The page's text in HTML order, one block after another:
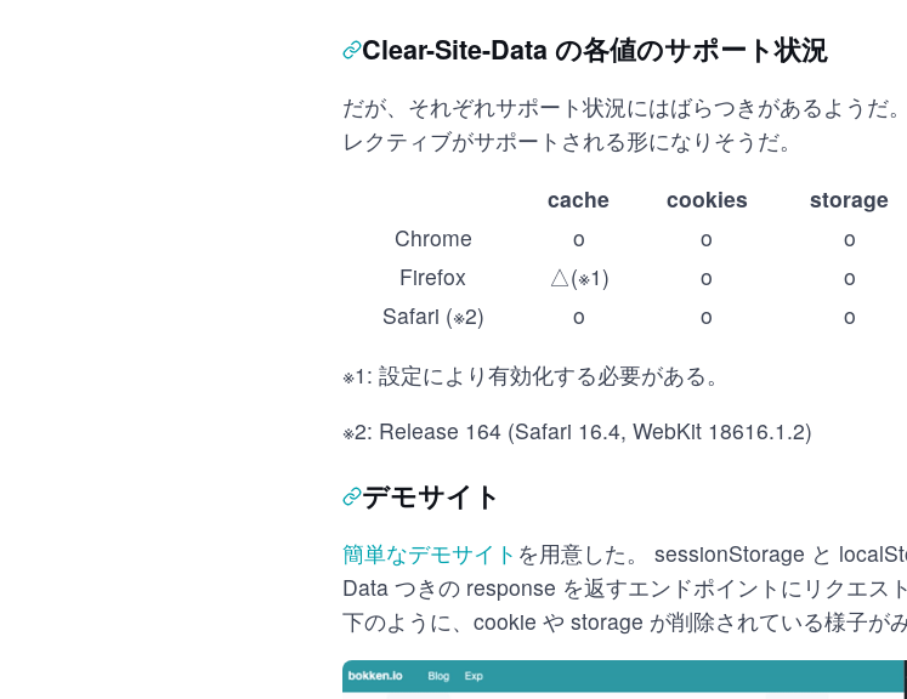
Clear-Site-Data の各値のサポート状況
だが、それぞれサポート状況にはばらつきがあるようだ
レクティブがサポートされる形になりそうだ。
cache
cookies storage
Chrome
o o o
Firefox
△(※1) o o
Safari (※2)
o o o
※1: 設定により有効化する必要がある。
※2: Release 164 (Safari 16.4, WebKit 18616.1.2)
デモサイト
簡単なデモサイト を用意した。 sessionStorage と
Data つきの response を返すエンドポイントにリクエス
下のように、cookie や storage が削除されている様子がみ